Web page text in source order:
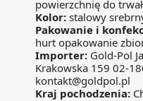
powierzchnię do
Kolor: stalowy
Pakowanie i
hurt opakowanie
Importer: Gold-Pol
Krakowska 159 02-
kontakt@goldpol.pl
Kraj pochodzenia: